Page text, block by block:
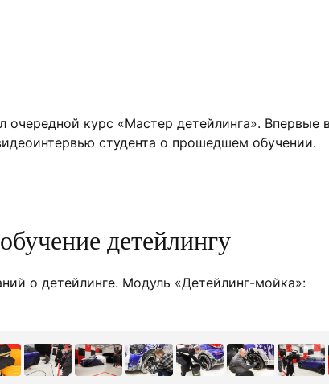
очередной курс «Мастер детейлинга». Впервые
студента о прошедшем обучении.
детейлингу
о детейлинге. Модуль «Детейлинг-мойка»: